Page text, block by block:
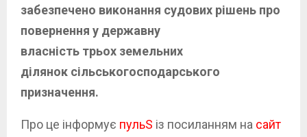
забезпечено виконання судових рішень про
повернення у державну
власність трьох земельних
ділянок сільськогосподарського
призначення.
Про це інформує пульS із посиланням на сайт